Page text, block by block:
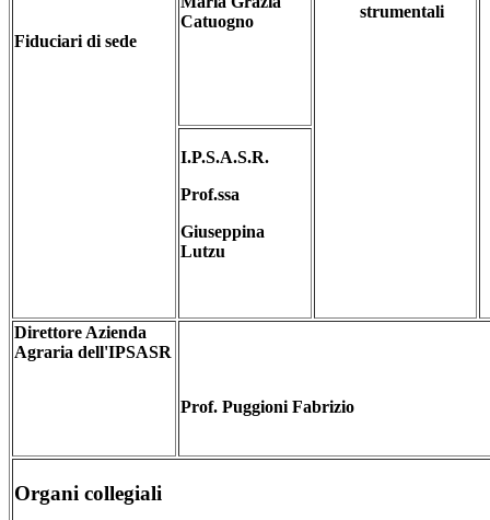
strumentali
Fiduciari di sede
Catuogno
I.P.S.A.S.R.
Prof.ssa
Giuseppina
Lutzu
Direttore Azienda
Agraria dell'IPSASR
Prof. Puggioni Fabrizio
Organi collegiali